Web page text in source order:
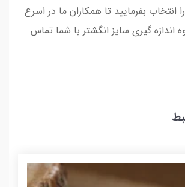
انتخاب بفرمایید تا همکاران ما در اسرع
اندازه گیری سایز انگشتر با شما تماس